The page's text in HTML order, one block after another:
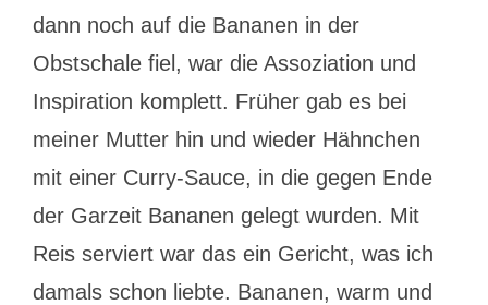
dann noch auf die Bananen in der
Obstschale fiel, war die Assoziation und
Inspiration komplett. Früher gab es bei
meiner Mutter hin und wieder Hähnchen
mit einer Curry-Sauce, in die gegen Ende
der Garzeit Bananen gelegt wurden. Mit
Reis serviert war das ein Gericht, was ich
damals schon liebte. Bananen, warm und